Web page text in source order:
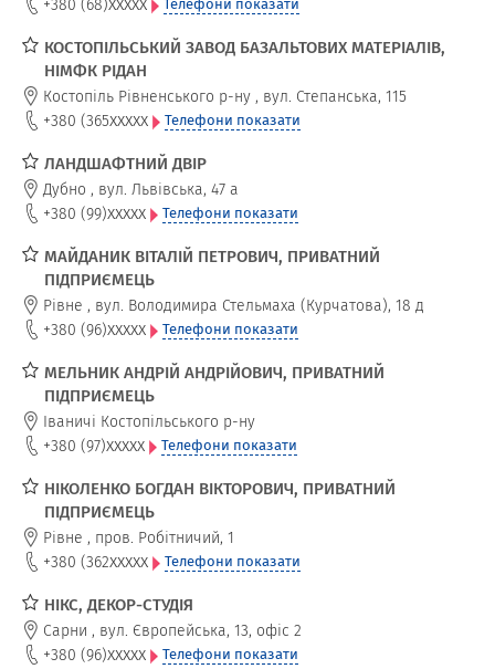
+380 (68)
КОСТОПІЛЬСЬКИЙ ЗАВОД БАЗАЛЬТОВИХ МАТЕРІАЛІВ,
НІМФК РІДАН
Костопіль Рівненського р-ну , вул. Степанська, 115
+380 (365xxxxx Телефони показати
ЛАНДШАФТНИЙ ДВІР
Дубно , вул. Львівська, 47 а
+380 (99)xxxxx Телефони показати
МАЙДАНИК ВІТАЛІЙ ПЕТРОВИЧ, ПРИВАТНИЙ
ПІДПРИЄМЕЦЬ
Рівне , вул. Володимира Стельмаха (Курчатова), 18 д
+380 (96)xxxxx Телефони показати
МЕЛЬНИК АНДРІЙ АНДРІЙОВИЧ, ПРИВАТНИЙ
ПІДПРИЄМЕЦЬ
Іваничі Костопільського р-ну
+380 (97)xxxxx Телефони показати
НІКОЛЕНКО БОГДАН ВІКТОРОВИЧ, ПРИВАТНИЙ
ПІДПРИЄМЕЦЬ
Рівне , пров. Робітничий, 1
+380 (362xxxxx Телефони показати
НІКС, ДЕКОР-СТУДІЯ
Сарни , вул. Європейська, 13, офіс 2
+380 (96)xxxxx Телефони показати